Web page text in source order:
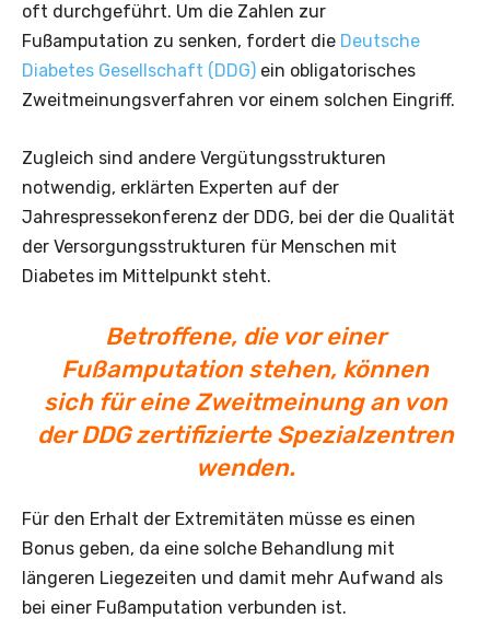
oft durchgeführt. Um die Zahlen zur
Fußamputation zu senken, fordert die Deutsche
Diabetes Gesellschaft (DDG) ein obligatorisches
Zweitmeinungsverfahren vor einem solchen Eingriff.
Zugleich sind andere Vergütungsstrukturen
notwendig, erklärten Experten auf der
Jahrespressekonferenz der DDG, bei der die Qualität
der Versorgungsstrukturen für Menschen mit
Diabetes im Mittelpunkt steht.
Betroffene, die vor einer
Fußamputation stehen, können
sich für eine Zweitmeinung an von
der DDG zertifizierte Spezialzentren
wenden.
Für den Erhalt der Extremitäten müsse es einen
Bonus geben, da eine solche Behandlung mit
längeren Liegezeiten und damit mehr Aufwand als
bei einer Fußamputation verbunden ist.